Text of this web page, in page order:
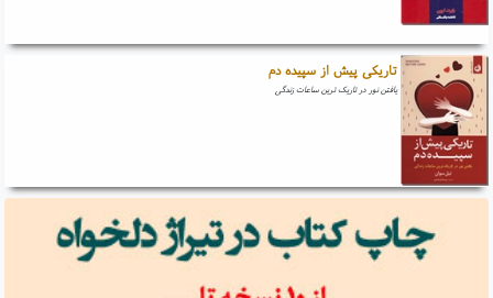
تاریکی پیش از سپیده دم
یافتن نور در تاریک ترین ساعات زندگی